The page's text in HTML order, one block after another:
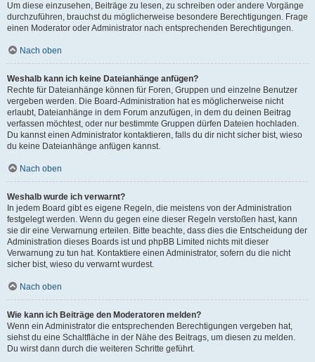
Um diese einzusehen, Beiträge zu lesen, zu schreiben oder andere Vorgänge
durchzuführen, brauchst du möglicherweise besondere Berechtigungen. Frage
einen Moderator oder Administrator nach entsprechenden Berechtigungen.
Nach oben
Weshalb kann ich keine Dateianhänge anfügen?
Rechte für Dateianhänge können für Foren, Gruppen und einzelne Benutzer
vergeben werden. Die Board-Administration hat es möglicherweise nicht
erlaubt, Dateianhänge in dem Forum anzufügen, in dem du deinen Beitrag
verfassen möchtest, oder nur bestimmte Gruppen dürfen Dateien hochladen.
Du kannst einen Administrator kontaktieren, falls du dir nicht sicher bist, wieso
du keine Dateianhänge anfügen kannst.
Nach oben
Weshalb wurde ich verwarnt?
In jedem Board gibt es eigene Regeln, die meistens von der Administration
festgelegt werden. Wenn du gegen eine dieser Regeln verstoßen hast, kann
sie dir eine Verwarnung erteilen. Bitte beachte, dass dies die Entscheidung der
Administration dieses Boards ist und phpBB Limited nichts mit dieser
Verwarnung zu tun hat. Kontaktiere einen Administrator, sofern du die nicht
sicher bist, wieso du verwarnt wurdest.
Nach oben
Wie kann ich Beiträge den Moderatoren melden?
Wenn ein Administrator die entsprechenden Berechtigungen vergeben hat,
siehst du eine Schaltfläche in der Nähe des Beitrags, um diesen zu melden.
Du wirst dann durch die weiteren Schritte geführt.